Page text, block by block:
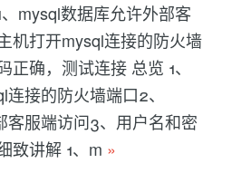
mysql数据库允许外部客
机打开mysql连接的防火墙
确，测试连接 总览 1、
接的防火墙端口2、
客服端访问3、用户名和密
致讲解 1、m »